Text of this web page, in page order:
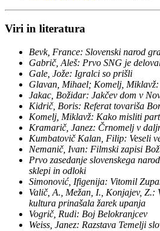
Viri in literatura
Bevk, France: Slovenski narod
Gabrič, Aleš: Prvo SNG je
Gale, Jože: Igralci so prišli
Glavan, Mihael; Komelj,
Jakac, Božidar: Jakčev dom v
Kidrič, Boris: Referat tovariša
Komelj, Miklavž: Kako misliti
Kramarič, Janez: Črnomelj v
Kumbatovič Kalan, Filip: Veseli
Nemanič, Ivan: Filmski zapisi
Prvo zasedanje slovenskega
sklepi in odloki
Simonović, Ifigenija: Vitomil
Valič, A., Mežan, I., Konjajev, Z.:
kultura prinašala žarek upanja
Vogrič, Rudi: Boj Belokranjcev
Weiss, Janez: Razstava Temelji